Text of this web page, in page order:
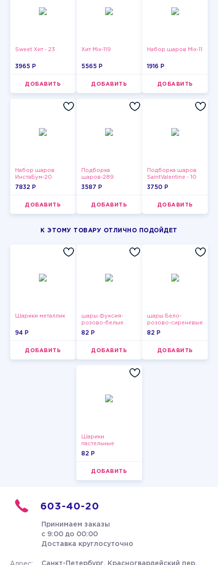
Sweet Хит - 23
3965 P
ДОБАВИТЬ
Хит Mix-119
5565 P
ДОБАВИТЬ
Набор шаров Mix-11
1916 P
ДОБАВИТЬ
Набор шаров
ИнстаБум-20
7832 P
ДОБАВИТЬ
Подборка
шаров-289
3587 P
ДОБАВИТЬ
Подборка шаров
SaintValentine - 10
3750 P
ДОБАВИТЬ
К ЭТОМУ ТОВАРУ ОТЛИЧНО ПОДОЙДЕТ
Шарики металлик
94 P
ДОБАВИТЬ
шары Фуксия-
розово-белые
пастельные
82 P
ДОБАВИТЬ
шары Бело-
розово-сиреневые
пастельные
82 P
ДОБАВИТЬ
Шарики
пастельные
82 P
ДОБАВИТЬ
603-40-20
Принимаем заказы
с 9:00 до 00:00
Доставка круглосуточно
Санкт-Петербург, Красногвардейский пер.